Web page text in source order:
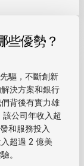
些優勢？
驅，不斷創新
決方案和銀行
背後有實力雄
公司年收入超
和服務投入
超過 2 億美
。